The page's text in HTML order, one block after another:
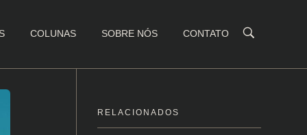
COLUNAS SOBRE NÓS CONTATO
RELACIONADOS